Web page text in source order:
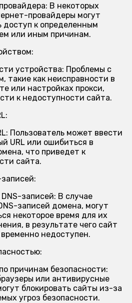
В некоторых
провайдеры могут
доступ к определенным
или иным причинам.
устройства: Проблемы с
такие как неисправности в
или настройках прокси,
к недоступности сайта.
Пользователь может ввести
URL или ошибиться в
что приведет к
сайта.
записей: В случае
записей домена, могут
некоторое время для их
в результате чего сайт
недоступен.
причинам безопасности:
или антивирусные
блокировать сайты из-за
угроз безопасности.